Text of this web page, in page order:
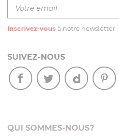
Inscrivez-vous à notre newsletter
SUIVEZ-NOUS
QUI SOMMES-NOUS?